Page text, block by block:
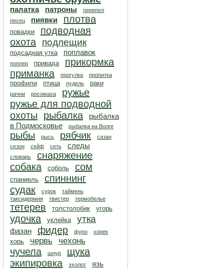
палатка патроны
перепел
песец
пиявки плотва
повадки
подводная
охота
подлещик
подсадная утка поплавок
поппер привада
прикормка
приманка
прогулка пропитка
профили птица пудель раки
рачни росомаха
ружье
ружье для подводной
охоты
рыбалка
рыбалка
в Подмосковье
рыбалка на Волге
рыбы рысь рябчик
сазан
сезон
сейф сеть следы
словарь
снаряжение
собака
соболь сом
спаниель
спиннинг
судак
сурок
таймень
таксидермия
твистер термобелье
тетерев толстолобик угорь
удочка уклейка утка
фазан фидер фуро хорек
хорь червь чехонь
чучела шнур
щука
экипировка
эхолот язь